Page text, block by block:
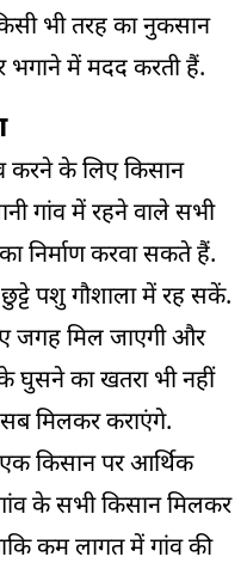
भी तरह का नुकसान
भगाने में मदद करती हैं.
करने के लिए किसान
गांव में रहने वाले सभी
निर्माण करवा सकते हैं.
पशु गौशाला में रह सकें.
जगह मिल जाएगी और
का खतरा भी नहीं
सब मिलकर कराएंगे.
किसान पर आर्थिक
के सभी किसान मिलकर
कम लागत में गांव की